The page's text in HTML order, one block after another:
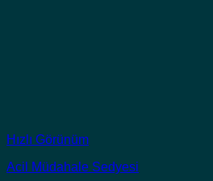
Hızlı Görünüm
Acil Müdahale Sedyesi